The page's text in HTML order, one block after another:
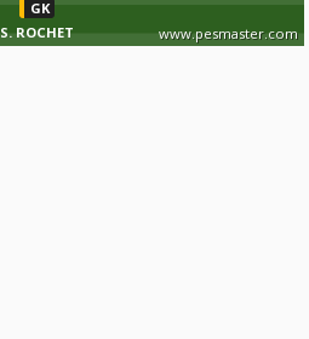
GK
S. ROCHET
www.pesmaster.com